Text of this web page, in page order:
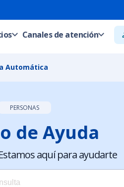
Canales de atención
Automática
PERSONAS
de Ayuda
aquí para ayudarte